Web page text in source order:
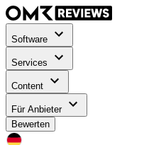
Software
Services
Content
Für Anbieter
Bewerten